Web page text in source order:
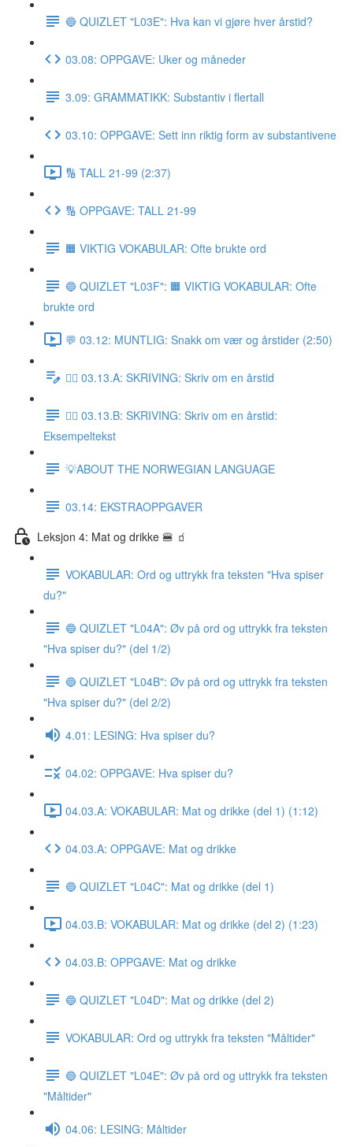
🔵 QUIZLET "L03E": Hva kan vi gjøre hver årstid?
03.08: OPPGAVE: Uker og måneder
3.09: GRAMMATIKK: Substantiv i flertall
03.10: OPPGAVE: Sett inn riktig form av substantivene
🔢 TALL 21-99 (2:37)
🔢 OPPGAVE: TALL 21-99
🟧 VIKTIG VOKABULAR: Ofte brukte ord
🔵 QUIZLET "L03F": 🟧 VIKTIG VOKABULAR: Ofte
brukte ord
💬 03.12: MUNTLIG: Snakk om vær og årstider (2:50)
✍🏼 03.13.A: SKRIVING: Skriv om en årstid
✍🏼 03.13.B: SKRIVING: Skriv om en årstid:
Eksempeltekst
💡ABOUT THE NORWEGIAN LANGUAGE
03.14: EKSTRAOPPGAVER
Leksjon 4: Mat og drikke 🍔 🧃
VOKABULAR: Ord og uttrykk fra teksten "Hva spiser
du?"
🔵 QUIZLET "L04A": Øv på ord og uttrykk fra teksten
"Hva spiser du?" (del 1/2)
🔵 QUIZLET "L04B": Øv på ord og uttrykk fra teksten
"Hva spiser du?" (del 2/2)
4.01: LESING: Hva spiser du?
04.02: OPPGAVE: Hva spiser du?
04.03.A: VOKABULAR: Mat og drikke (del 1) (1:12)
04.03.A: OPPGAVE: Mat og drikke
🔵 QUIZLET "L04C": Mat og drikke (del 1)
04.03.B: VOKABULAR: Mat og drikke (del 2) (1:23)
04.03.B: OPPGAVE: Mat og drikke
🔵 QUIZLET "L04D": Mat og drikke (del 2)
VOKABULAR: Ord og uttrykk fra teksten "Måltider"
🔵 QUIZLET "L04E": Øv på ord og uttrykk fra teksten
"Måltider"
04.06: LESING: Måltider